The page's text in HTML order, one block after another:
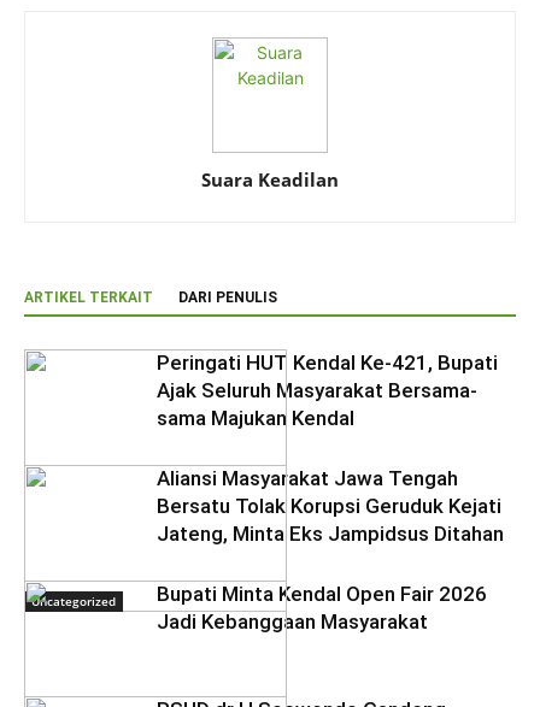
Suara Keadilan
ARTIKEL TERKAIT DARI PENULIS
Uncategorized
Peringati HUT Kendal Ke-421, Bupati
Ajak Seluruh Masyarakat Bersama-
sama Majukan Kendal
Aliansi Masyarakat Jawa Tengah
Bersatu Tolak Korupsi Geruduk Kejati
Jateng, Minta Eks Jampidsus Ditahan
Bupati Minta Kendal Open Fair 2026
Jadi Kebanggaan Masyarakat